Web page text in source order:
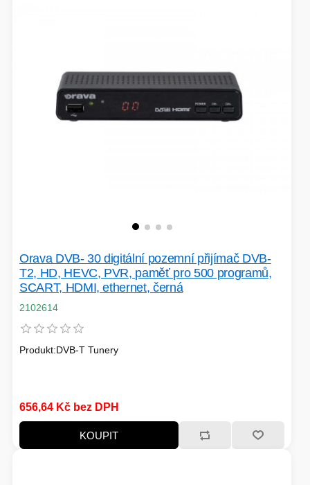
Orava DVB- 30 digitální pozemní přijímač DVB-
T2, HD, HEVC, PVR, paměť pro 500 programů,
SCART, HDMI, ethernet, černá
2102614
Produkt:DVB-T Tunery
656,64 Kč bez DPH
KOUPIT